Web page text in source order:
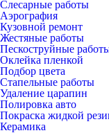
Слесарные работы
Аэрография
Кузовной ремонт
Жестяные работы
Пескоструйные
Оклейка пленкой
Подбор цвета
Стапельные работы
Удаление царапин
Полировка авто
Покраска жидкой
Керамика